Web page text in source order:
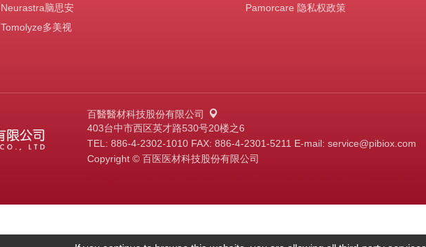
Neurastra脑思安
Tomolyze多美视
Pamorcare 隐私权政策
百醫醫材科技股份有限公司
403台中市西区英才路530号20楼之6
TEL: 886-4-2302-1010 FAX: 886-4-2301-5211 E-mail: service@pibiox.com
Copyright © 百医医材科技股份有限公司